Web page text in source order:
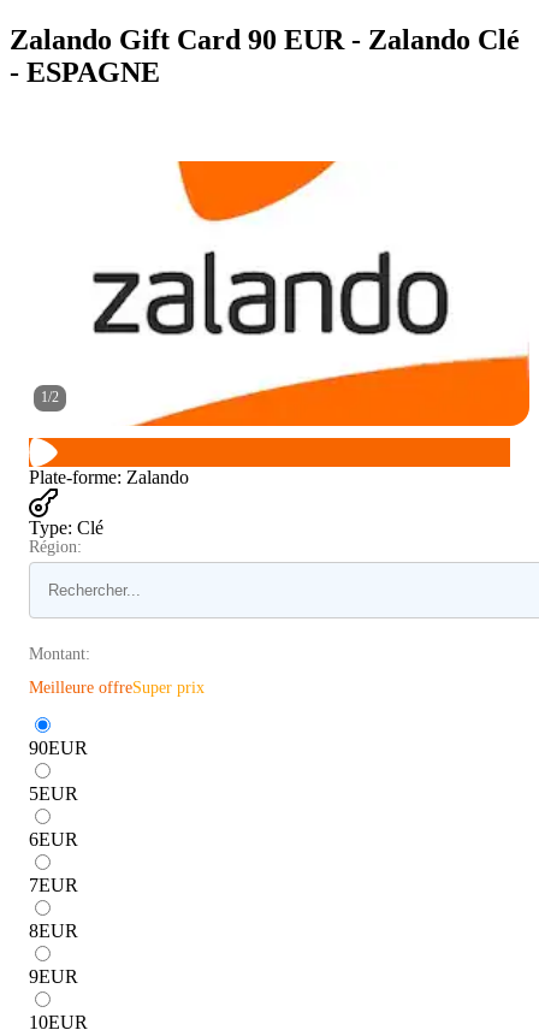
Zalando Gift Card 90 EUR - Zalando Clé
- ESPAGNE
1/2
Plate-forme: Zalando
Type: Clé
Région:
Montant:
Meilleure offreSuper prix
90EUR
5EUR
6EUR
7EUR
8EUR
9EUR
10EUR